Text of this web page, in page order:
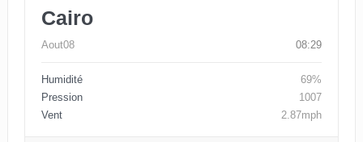
Cairo
Aout08 08:29
Humidité
69%
Pression
1007
Vent
2.87mph